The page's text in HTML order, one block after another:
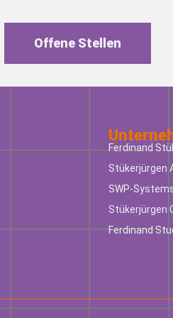
Offene Stellen
Ferdinand
Stükerjürgen
SWP-
Stükerjürgen
Ferdinand